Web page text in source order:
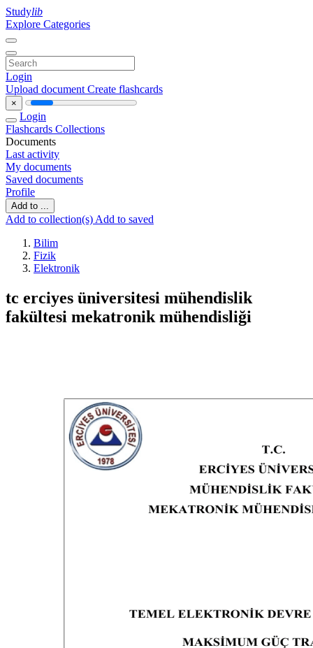
Studylib
Explore Categories
Login
Upload document Create flashcards
×
Login
Flashcards Collections
Documents
Last activity
My documents
Saved documents
Profile
Add to ...
Add to collection(s) Add to saved
Bilim
Fizik
Elektronik
tc erciyes üniversitesi mühendislik
fakültesi mekatronik mühendisliği